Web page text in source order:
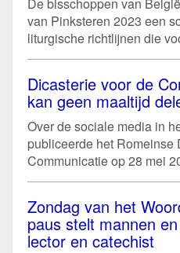
van Pinksteren 2023 een
liturgische richtlijnen die
Dicasterie voor de
kan geen maaltijd
Over de sociale media in
publiceerde het Romeinse
Communicatie op 28 mei
Zondag van het
paus stelt mannen
lector en catechist